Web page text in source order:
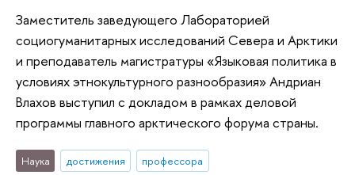
Заместитель заведующего Лабораторией
социогуманитарных исследований Севера и Арктики
и преподаватель магистратуры «Языковая политика в
условиях этнокультурного разнообразия» Андриан
Влахов выступил с докладом в рамках деловой
программы главного арктического форума страны.
Наука достижения
профессора